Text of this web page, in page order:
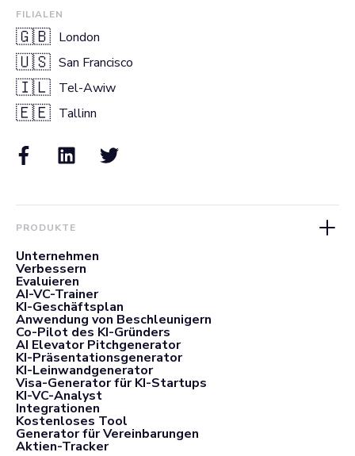
FILIALEN
🇬🇧 London
🇺🇸 San Francisco
🇮🇱 Tel-Awiw
🇪🇪 Tallinn
PRODUKTE
Unternehmen
Verbessern
Evaluieren
AI-VC-Trainer
KI-Geschäftsplan
Anwendung von Beschleunigern
Co-Pilot des KI-Gründers
AI Elevator Pitchgenerator
KI-Präsentationsgenerator
KI-Leinwandgenerator
Visa-Generator für KI-Startups
KI-VC-Analyst
Integrationen
Kostenloses Tool
Generator für Vereinbarungen
Aktien-Tracker